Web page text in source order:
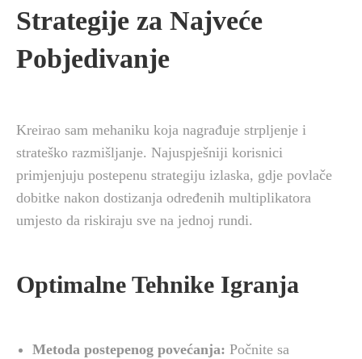
Strategije za Najveće
Pobjedivanje
Kreirao sam mehaniku koja nagrađuje strpljenje i
strateško razmišljanje. Najuspješniji korisnici
primjenjuju postepenu strategiju izlaska, gdje povlače
dobitke nakon dostizanja određenih multiplikatora
umjesto da riskiraju sve na jednoj rundi.
Optimalne Tehnike Igranja
Metoda postepenog povećanja: Počnite sa